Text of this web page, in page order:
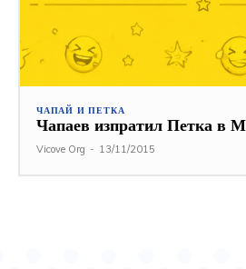
ЧАПАЙ И ПЕТКА
Чапаев изпратил Петка в
Vicove Org - 13/11/2015